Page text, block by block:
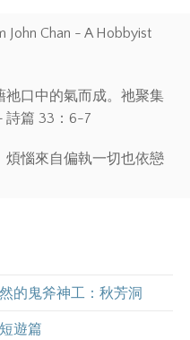
John Chan - A Hobbyist
祂口中的氣而成。祂聚集
詩篇 33：6-7
煩惱來自偏執一切也依戀
的鬼斧神工：秋芳洞
遊篇